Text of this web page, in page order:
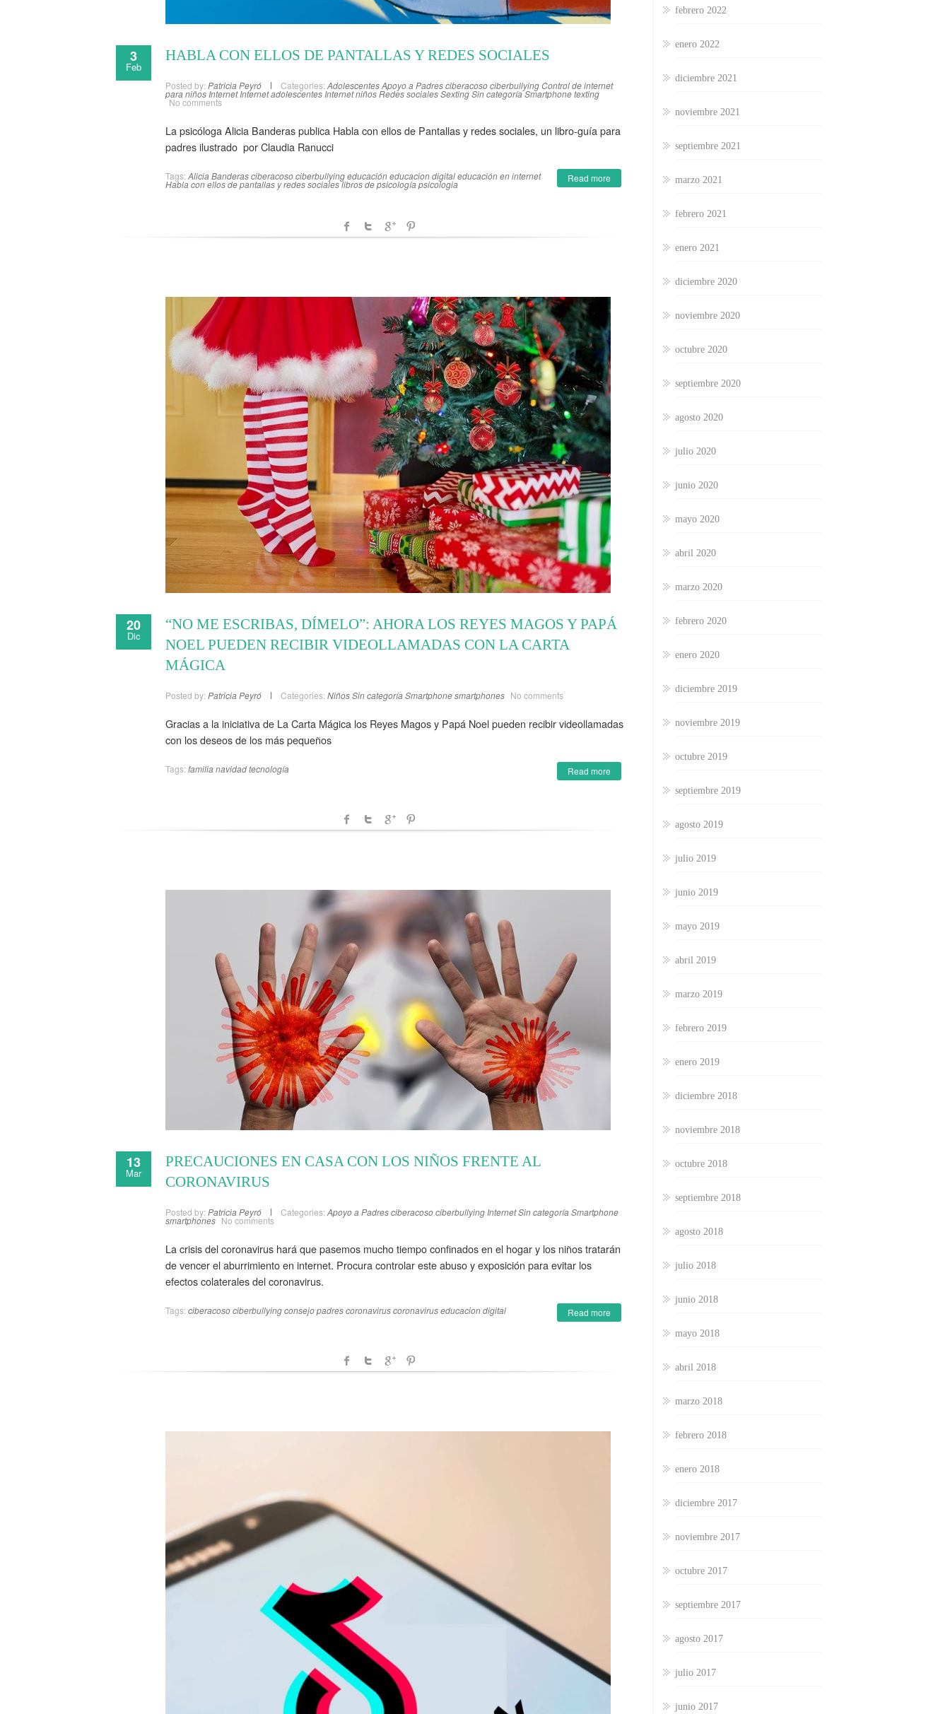
3
Feb
HABLA CON ELLOS DE PANTALLAS Y REDES SOCIALES
Posted by: Patricia Peyró Categories: AdolescentesApoyo a PadresciberacosociberbullyingControl de internet
para niños Internet Internet adolescentes Internet niñosRedes socialesSextingSin categoría Smartphonetexting
No comments
La psicóloga Alicia Banderas publica Habla con ellos de Pantallas y redes sociales, un libro-guía para
padres ilustrado por Claudia Ranucci
Read more
Tags: Alicia Banderasciberacosociberbullyingeducacióneducacion digitaleducación en internet
Habla con ellos de pantallas y redes socialeslibros de psicología psicologia
20
Dic
“NO ME ESCRIBAS, DÍMELO”: AHORA LOS REYES MAGOS Y PAPÁ
NOEL PUEDEN RECIBIR VIDEOLLAMADAS CON LA CARTA
MÁGICA
Posted by: Patricia Peyró Categories: NiñosSin categoría Smartphonesmartphones No comments
Gracias a la iniciativa de La Carta Mágica los Reyes Magos y Papá Noel pueden recibir videollamadas
con los deseos de los más pequeños
Read more
Tags: familia navidadtecnología
13
Mar
PRECAUCIONES EN CASA CON LOS NIÑOS FRENTE AL
CORONAVIRUS
Posted by: Patricia Peyró Categories: Apoyo a PadresciberacosociberbullyingInternetSin categoría Smartphone
smartphones No comments
La crisis del coronavirus hará que pasemos mucho tiempo confinados en el hogar y los niños tratarán
de vencer el aburrimiento en internet. Procura controlar este abuso y exposición para evitar los
efectos colaterales del coronavirus.
Read more
Tags: ciberacosociberbullyingconsejo padres coronaviruscoronaviruseducacion digital
febrero 2022
enero 2022
diciembre 2021
noviembre 2021
septiembre 2021
marzo 2021
febrero 2021
enero 2021
diciembre 2020
noviembre 2020
octubre 2020
septiembre 2020
agosto 2020
julio 2020
junio 2020
mayo 2020
abril 2020
marzo 2020
febrero 2020
enero 2020
diciembre 2019
noviembre 2019
octubre 2019
septiembre 2019
agosto 2019
julio 2019
junio 2019
mayo 2019
abril 2019
marzo 2019
febrero 2019
enero 2019
diciembre 2018
noviembre 2018
octubre 2018
septiembre 2018
agosto 2018
julio 2018
junio 2018
mayo 2018
abril 2018
marzo 2018
febrero 2018
enero 2018
diciembre 2017
noviembre 2017
octubre 2017
septiembre 2017
agosto 2017
julio 2017
junio 2017